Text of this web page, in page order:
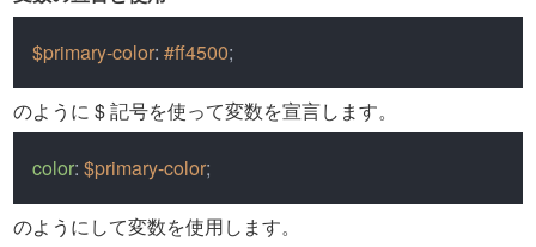
$primary-color: #ff4500;
のように $ 記号を使って変数を宣言します。
color: $primary-color;
のようにして変数を使用します。